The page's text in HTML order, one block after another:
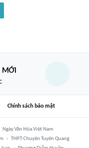
MỚI
Chính sách bảo mật
Ngày Văn Hóa Việt Nam
THPT Chuyên Tuyên Quang